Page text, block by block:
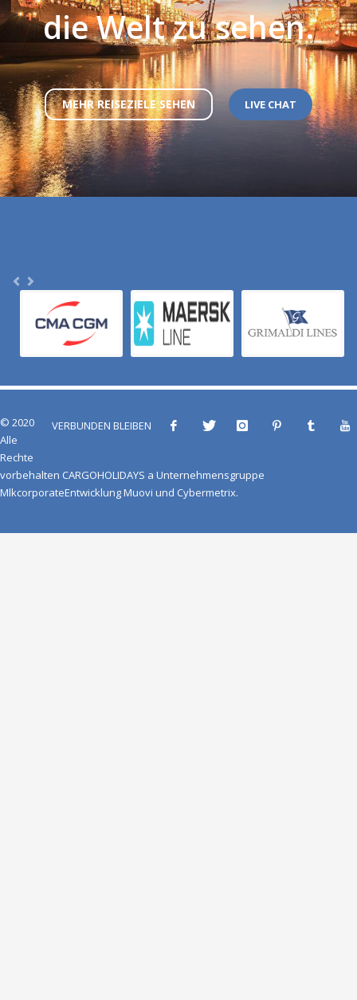
die Welt zu sehen.
MEHR REISEZIELE SEHEN LIVE CHAT
VERBUNDEN BLEIBEN
© 2020
Alle
Rechte
vorbehalten CARGOHOLIDAYS a Unternehmensgruppe
MlkcorporateEntwicklungMuovi und Cybermetrix.